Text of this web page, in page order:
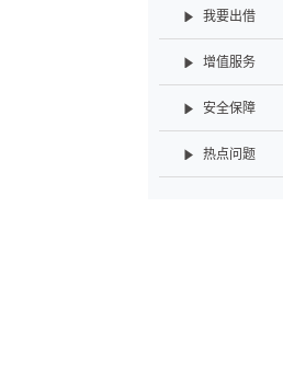
我要出借
增值服务
安全保障
热点问题